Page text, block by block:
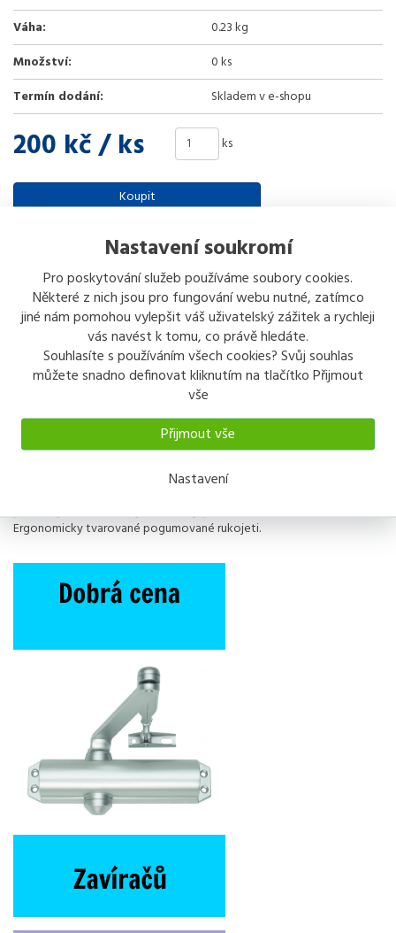
Nastavení soukromí
Pro poskytování služeb používáme soubory cookies.
Některé z nich jsou pro fungování webu nutné, zatímco
jiné nám pomohou vylepšit váš uživatelský zážitek a rychleji
vás navést k tomu, co právě hledáte.
Souhlasíte s používáním všech cookies? Svůj souhlas
můžete snadno definovat kliknutím na tlačítko Přijmout
vše
Přijmout vše
Nastavení
Váha:
0.23 kg
Množství:
0 ks
Termín dodání:
Skladem v e-shopu
200 kč/ ks ks
Koupit
Popis Odeslat dotaz
Popis výrobku
TW 3152 Profi zahradnické nůžky 205mm
půlkulatým břitem. Břity z kvalitní japonské uhlíkové oceli SK5.
Ergonomicky tvarované pogumované rukojeti.